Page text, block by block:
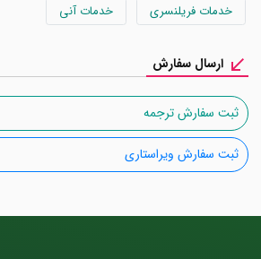
خدمات فریلنسری
خدمات آنی
ارسال سفارش
ثبت سفارش ترجمه
ثبت سفارش ویراستاری